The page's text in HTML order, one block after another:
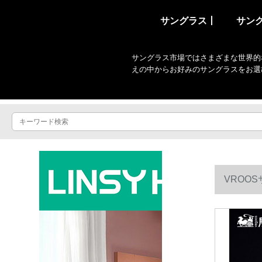
サングラス丨 サン
サングラス市場ではさまざまな世界
えの中からお好みのサングラスをお
VROOS